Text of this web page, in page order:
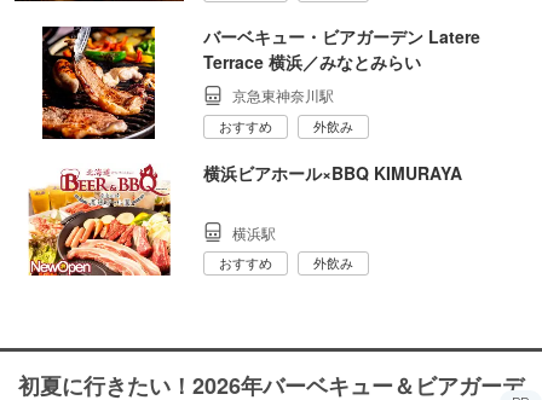
バーベキュー・ビアガーデン Latere
Terrace 横浜／みなとみらい
京急東神奈川駅
おすすめ 外飲み
横浜ビアホール×BBQ KIMURAYA
横浜駅
おすすめ 外飲み
初夏に行きたい！2026年バーベキュー＆ビアガーデ